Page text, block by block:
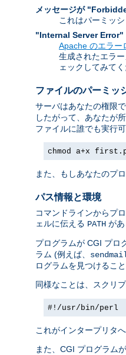
メッセージが
これはパーミッ
"Internal Server Error"
Apache のエラー
生成されたエラ
ェックしてみてく
ファイルのパーミッ
サーバはあなたの権限
したがって、あなたが
ファイルに誰でも実行
chmod a+x
また、もしあなたのプ
パス情報と環境
コマンドラインからプ
ェルに伝える PATH があ
プログラムが CGI プロ
ラム (例えば、
ログラムを見つけること
同様なことは、スクリ
#!/usr/bin/perl
これがインタープリタ
また、CGI プログラム